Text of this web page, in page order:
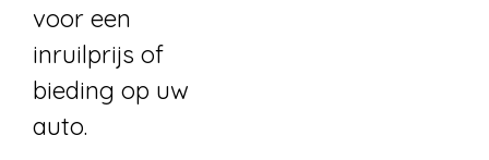
voor een
inruilprijs of
bieding op uw
auto.